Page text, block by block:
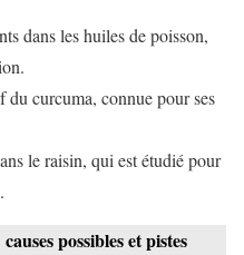
dans les huiles de poisson,
curcuma, connue pour ses
le raisin, qui est étudié pour
possibles et pistes